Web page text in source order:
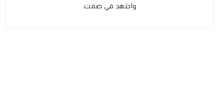
واجتهد في صمت.